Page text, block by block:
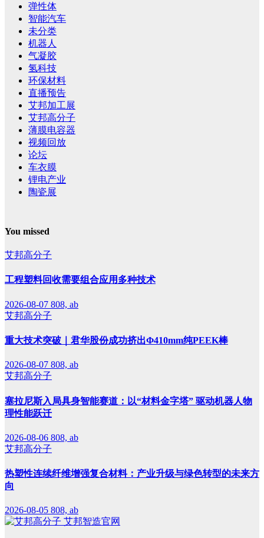
弹性体
智能汽车
未分类
机器人
气凝胶
氢科技
环保材料
直播预告
艾邦加工展
艾邦高分子
薄膜电容器
视频回放
论坛
车衣膜
锂电产业
陶瓷展
You missed
艾邦高分子
工程塑料回收需要组合应用多种技术
2026-08-07 808, ab
艾邦高分子
重大技术突破｜君华股份成功挤出Φ410mm纯PEEK棒
2026-08-07 808, ab
艾邦高分子
塞拉尼斯入局具身智能赛道：以“材料金字塔” 驱动机器人物
理性能跃迁
2026-08-06 808, ab
艾邦高分子
热塑性连续纤维增强复合材料：产业升级与绿色转型的未来方
向
2026-08-05 808, ab